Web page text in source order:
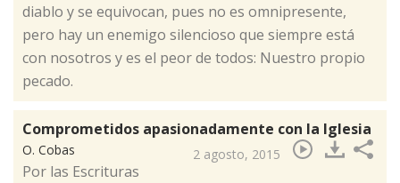
diablo y se equivocan, pues no es omnipresente,
pero hay un enemigo silencioso que siempre está
con nosotros y es el peor de todos: Nuestro propio
pecado.
Comprometidos apasionadamente con la Iglesia
O. Cobas 2 agosto, 2015
​Por las Escrituras